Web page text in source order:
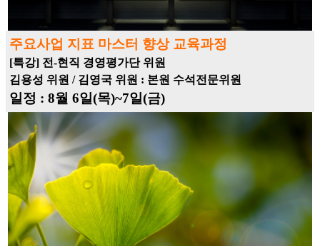
주요사업 지표 마스터 향상 교육과정
[특강] 전-현직 경영평가단 위원
김용성 위원 / 김영국 위원 : 본원 수석전문위원
일정 : 8월 6일(목)~7일(금)